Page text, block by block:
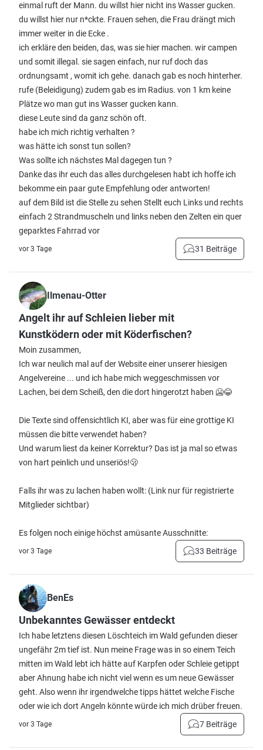
einmal ruft der Mann. du willst hier nicht ins Wasser gucken.
du willst hier nur n*ckte. Frauen sehen, die Frau drängt mich
immer weiter in die Ecke .
ich erkläre den beiden, das, was sie hier machen. wir campen
und somit illegal. sie sagen einfach, nur ruf doch das
ordnungsamt , womit ich gehe. danach gab es noch hinterher.
rufe (Beleidigung) zudem gab es im Radius. von 1 km keine
Plätze wo man gut ins Wasser gucken kann.
diese Leute sind da ganz schön oft.
habe ich mich richtig verhalten ?
was hätte ich sonst tun sollen?
Was sollte ich nächstes Mal dagegen tun ?
Danke das ihr euch das alles durchgelesen habt ich hoffe ich
bekomme ein paar gute Empfehlung oder antworten!
auf dem Bild ist die Stelle zu sehen Stellt euch Links und rechts
einfach 2 Strandmuscheln und links neben den Zelten ein quer
geparktes Fahrrad vor
vor 3 Tage 31 Beiträge
Ilmenau-Otter
Angelt ihr auf Schleien lieber mit
Kunstködern oder mit Köderfischen?
Moin zusammen,
Ich war neulich mal auf der Website einer unserer hiesigen
Angelvereine ... und ich habe mich weggeschmissen vor
Lachen, bei dem Scheiß, den die dort hingerotzt haben 🥶😂
Die Texte sind offensichtlich KI, aber was für eine grottige KI
müssen die bitte verwendet haben?
Und warum liest da keiner Korrektur? Das ist ja mal so etwas
von hart peinlich und unseriös!🫢
Falls ihr was zu lachen haben wollt: (Link nur für registrierte
Mitglieder sichtbar)
Es folgen noch einige höchst amüsante Ausschnitte:
vor 3 Tage 33 Beiträge
BenEs
Unbekanntes Gewässer entdeckt
Ich habe letztens diesen Löschteich im Wald gefunden dieser
ungefähr 2m tief ist. Nun meine Frage was in so einem Teich
mitten im Wald lebt ich hätte auf Karpfen oder Schleie getippt
aber Ahnung habe ich nicht viel wenn es um neue Gewässer
geht. Also wenn ihr irgendwelche tipps hättet welche Fische
oder wie ich dort Angeln könnte würde ich mich drüber freuen.
vor 3 Tage 7 Beiträge